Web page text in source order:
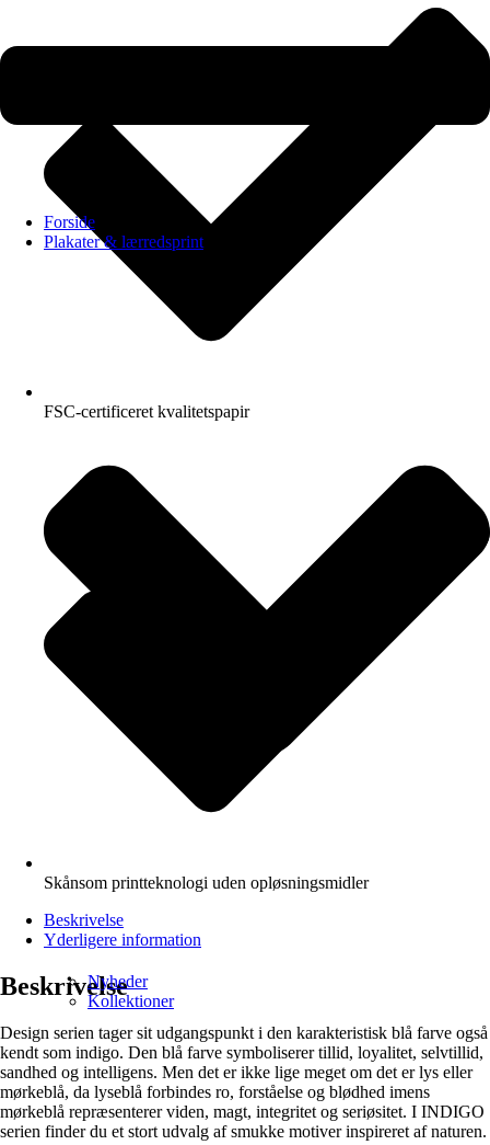
Forside
Plakater & lærredsprint
Nyheder
Kollektioner
FSC-certificeret kvalitetspapir
Skånsom printteknologi uden opløsningsmidler
Beskrivelse
Yderligere information
Beskrivelse
Design serien tager sit udgangspunkt i den karakteristisk blå farve også
kendt som indigo. Den blå farve symboliserer tillid, loyalitet, selvtillid,
sandhed og intelligens. Men det er ikke lige meget om det er lys eller
mørkeblå, da lyseblå forbindes ro, forståelse og blødhed imens
mørkeblå repræsenterer viden, magt, integritet og seriøsitet. I INDIGO
serien finder du et stort udvalg af smukke motiver inspireret af naturen.